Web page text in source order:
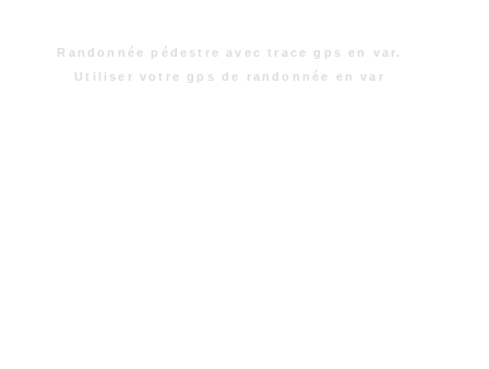
Randonnée pédestre avec trace gps en var.
Utiliser votre gps de randonnée en var